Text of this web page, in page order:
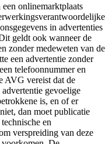
onlinemarktplaats
in advertenties
geldt ook wanneer de
zonder medeweten van de
een advertentie zonder
telefoonnummer en
AVG vereist dat de
gevoelige
is, en of er
dan moet publicatie
en
verspreiding van deze